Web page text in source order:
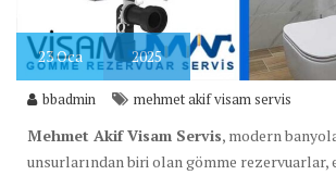
23Oca 2025
bbadmin mehmet akif visam servis
Mehmet Akif Visam Servis, modern
unsurlarından biri olan gömme rezervuarlar,